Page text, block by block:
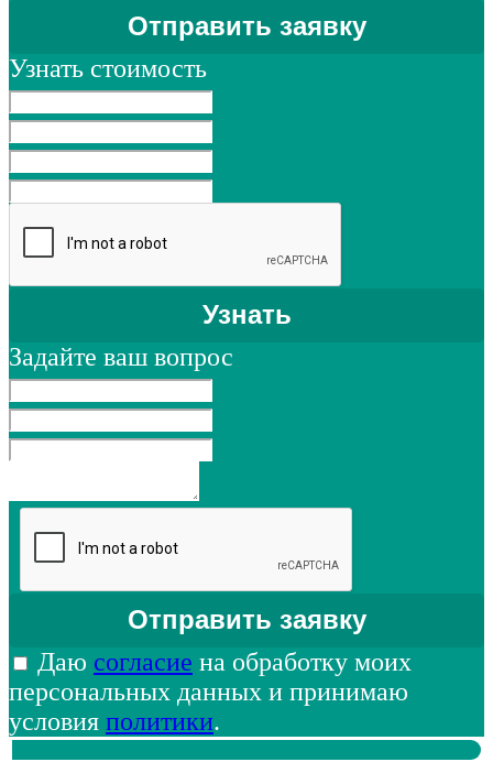
Узнать стоимость
Задайте ваш вопрос
Даю согласие на обработку моих
персональных данных и принимаю
условия политики.